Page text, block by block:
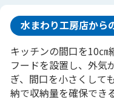
水まわり工房店から
キッチンの間口を10㎝
フードを設置し、外気
ぎ、間口を小さくして
納で収納量を確保でき